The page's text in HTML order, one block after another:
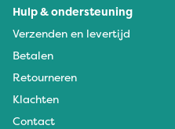
Hulp & ondersteuning
Verzenden en levertijd
Betalen
Retourneren
Klachten
Contact